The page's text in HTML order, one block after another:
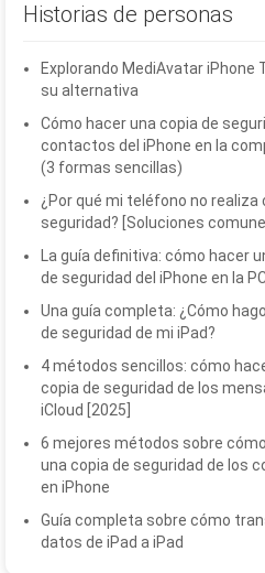
Historias de personas
Explorando MediAvatar iPhone
su alternativa
Cómo hacer una copia de
contactos del iPhone en la
(3 formas sencillas)
¿Por qué mi teléfono no realiza
seguridad? [Soluciones
La guía definitiva: cómo hacer
de seguridad del iPhone en la
Una guía completa: ¿Cómo
de seguridad de mi iPad?
4 métodos sencillos: cómo
copia de seguridad de los
iCloud [2025]
6 mejores métodos sobre
una copia de seguridad de los
en iPhone
Guía completa sobre cómo
datos de iPad a iPad